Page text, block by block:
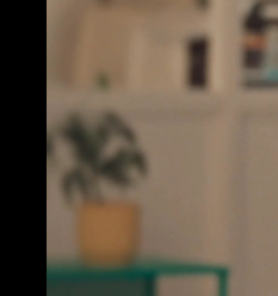
Hvorfor EOS?